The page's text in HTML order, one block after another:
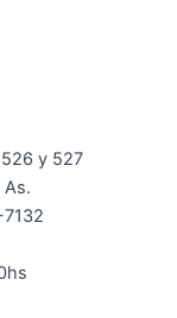
y 527
As.